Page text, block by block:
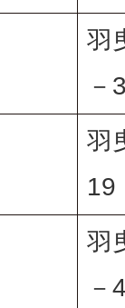
羽
－
羽
19
羽
－